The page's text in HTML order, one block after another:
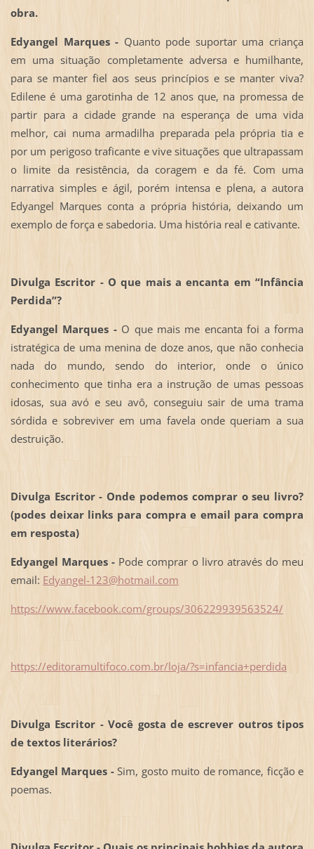
obra.
Edyangel Marques - Quanto pode suportar uma criança
em uma situação completamente adversa e humilhante,
para se manter fiel aos seus princípios e se manter viva?
Edilene é uma garotinha de 12 anos que, na promessa de
partir para a cidade grande na esperança de uma vida
melhor, cai numa armadilha preparada pela própria tia e
por um perigoso traficante e vive situações que ultrapassam
o limite da resistência, da coragem e da fé. Com uma
narrativa simples e ágil, porém intensa e plena, a autora
Edyangel Marques conta a própria história, deixando um
exemplo de força e sabedoria. Uma história real e cativante.
Divulga Escritor - O que mais a encanta em “Infância
Perdida”?
Edyangel Marques -O que mais me encanta foi a forma
istratégica de uma menina de doze anos, que não conhecia
nada do mundo, sendo do interior, onde o único
conhecimento que tinha era a instrução de umas pessoas
idosas, sua avó e seu avô, conseguiu sair de uma trama
sórdida e sobreviver em uma favela onde queriam a sua
destruição.
Divulga Escritor - Onde podemos comprar o seu livro?
(podes deixar links para compra e email para compra
em resposta)
Edyangel Marques - Pode comprar o livro através do meu
email: Edyangel-123@hotmail.com
https://www.facebook.com/groups/306229939563524/
https://editoramultifoco.com.br/loja/?s=infancia+perdida
Divulga Escritor - Você gosta de escrever outros tipos
de textos literários?
Edyangel Marques -Sim, gosto muito de romance, ficção e
poemas.